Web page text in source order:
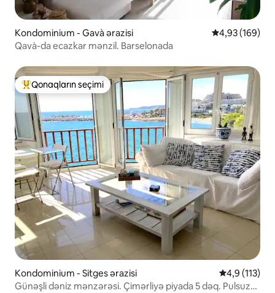
Kondominium - Gavà ərazisi Ortalama
4,93 (169)
Qavà-da ecazkar mənzil. Barselonada
Populyar "Qonaqların seçimi"
Qonaqların seçimi
Kondominium - Sitges ərazisi Ortalama
4,9 (113)
Günəşli dəniz mənzərəsi. Çimərliyə piyada 5 dəq. Pulsuz